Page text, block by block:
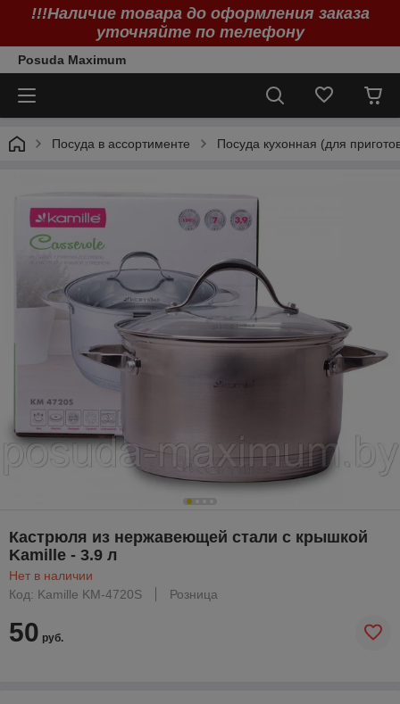
!!!Наличие товара до оформления заказа
уточняйте по телефону
Posuda Maximum
Посуда в ассортименте Посуда кухонная (для
Кастрюля из нержавеющей стали с крышкой
Kamille - 3.9 л
Нет в наличии
Код: Kamille KM-4720S
Розница
50 руб.